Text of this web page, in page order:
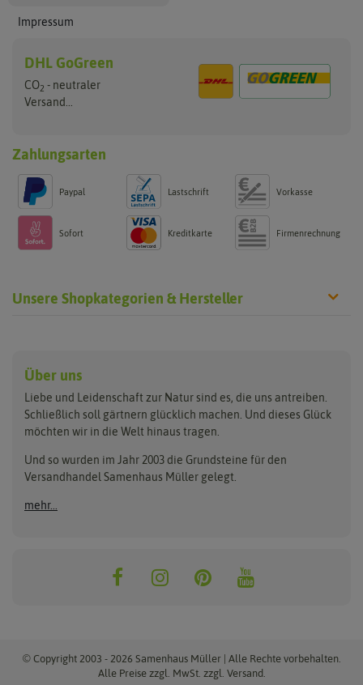
Impressum
DHL GoGreen
CO2 - neutraler
Versand...
Zahlungsarten
Paypal Lastschrift Vorkasse
Sofort Kreditkarte Firmenrechnung
Unsere Shopkategorien & Hersteller
Anzuchtschalen
Beleuchtung
Folien, Vliese und Netze
Gartengeräte
Nützlinge & Nisthilfen
Keimsprossen
Saatgut für Werbezwecke
Samen-Sets
Gemüsesamen
Exotische Samen
Rasensamen
Pflanzgut
Benary
Buzzy Seeds
Clever Pots
Dürr-Samen
FLORTUS
Greenline
Grüne Oase
ReNatura Vogelwelt
Über uns
Liebe und Leidenschaft zur Natur sind es, die uns antreiben.
Schließlich soll gärtnern glücklich machen. Und dieses Glück
möchten wir in die Welt hinaus tragen.
Und so wurden im Jahr 2003 die Grundsteine für den
Versandhandel Samenhaus Müller gelegt.
mehr...
© Copyright 2003 - 2026 Samenhaus Müller | Alle Rechte vorbehalten.
Alle Preise zzgl. MwSt. zzgl. Versand.